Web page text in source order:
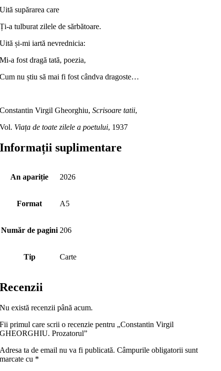
Uită supărarea care
Ți-a tulburat zilele de sărbătoare.
Uită și-mi iartă nevrednicia:
Mi-a fost dragă tată, poezia,
Cum nu știu să mai fi fost cândva dragoste…
Constantin Virgil Gheorghiu,Scrisoare tatii,
Vol. Viața de toate zilele a poetului, 1937
Informații suplimentare
An apariție 2026
Format A5
Număr de pagini 206
Tip Carte
Recenzii
Nu există recenzii până acum.
Fii primul care scrii o recenzie pentru „Constantin Virgil
GHEORGHIU. Prozatorul”
Adresa ta de email nu va fi publicată. Câmpurile obligatorii sunt
marcate cu *